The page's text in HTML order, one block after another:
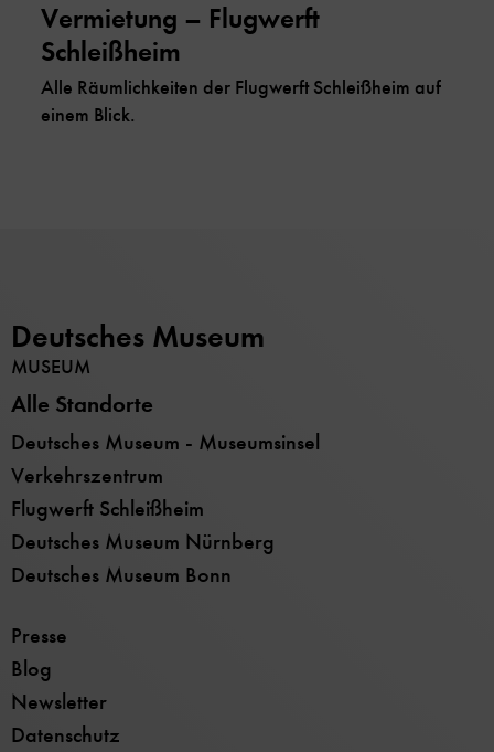
Vermietung – Flugwerft
Schleißheim
Alle Räumlichkeiten der Flugwerft Schleißheim auf
einem Blick.
Deutsches Museum
MUSEUM
Alle Standorte
Deutsches Museum - Museumsinsel
Verkehrszentrum
Flugwerft Schleißheim
Deutsches Museum Nürnberg
Deutsches Museum Bonn
Presse
Blog
Newsletter
Datenschutz